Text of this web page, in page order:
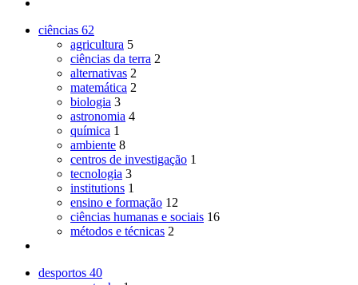
ciências 62
agricultura 5
ciências da terra 2
alternativas 2
matemática 2
biologia 3
astronomia 4
química 1
ambiente 8
centros de investigação 1
tecnologia 3
institutions 1
ensino e formação 12
ciências humanas e sociais 16
métodos e técnicas 2
desportos 40